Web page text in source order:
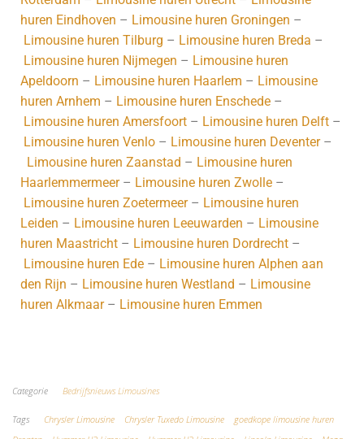
huren Eindhoven – Limousine huren Groningen –
Limousine huren Tilburg – Limousine huren Breda –
Limousine huren Nijmegen – Limousine huren
Apeldoorn – Limousine huren Haarlem – Limousine
huren Arnhem – Limousine huren Enschede –
Limousine huren Amersfoort – Limousine huren Delft –
Limousine huren Venlo – Limousine huren Deventer–
Limousine huren Zaanstad – Limousine huren
Haarlemmermeer– Limousine huren Zwolle –
Limousine huren Zoetermeer– Limousine huren
Leiden – Limousine huren Leeuwarden – Limousine
huren Maastricht – Limousine huren Dordrecht –
Limousine huren Ede – Limousine huren Alphen aan
den Rijn – Limousine huren Westland – Limousine
huren Alkmaar– Limousine huren Emmen
Categorie Bedrijfsnieuws Limousines
Tags Chrysler Limousine Chrysler Tuxedo Limousine
goedkope limousine huren